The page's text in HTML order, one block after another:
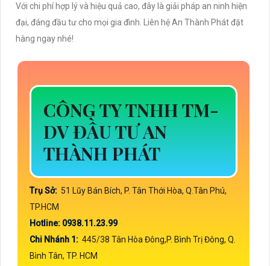
Với chi phí hợp lý và hiệu quả cao, đây là giải pháp an ninh hiện
đại, đáng đầu tư cho mọi gia đình. Liên hệ An Thành Phát đặt
hàng ngay nhé!
CÔNG TY TNHH TM-
DV ĐẦU TƯ AN
THÀNH PHÁT
Trụ Sở: 51 Lũy Bán Bích, P. Tân Thới Hòa, Q.Tân Phú,
TP.HCM
Hotline: 0938.11.23.99
Chi Nhánh 1: 445/38 Tân Hòa Đông,P. Bình Trị Đông, Q.
Bình Tân, TP. HCM